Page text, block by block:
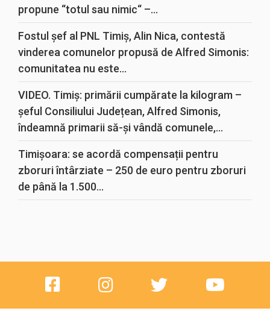
propune “totul sau nimic“ –...
Fostul șef al PNL Timiș, Alin Nica, contestă
vinderea comunelor propusă de Alfred Simonis:
comunitatea nu este...
VIDEO. Timiș: primării cumpărate la kilogram –
șeful Consiliului Județean, Alfred Simonis,
îndeamnă primarii să-și vândă comunele,...
Timișoara: se acordă compensații pentru
zboruri întârziate – 250 de euro pentru zboruri
de până la 1.500...